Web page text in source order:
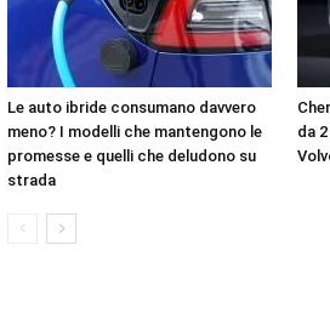
Le auto ibride consumano davvero
meno? I modelli che mantengono le
promesse e quelli che deludono su
strada
da